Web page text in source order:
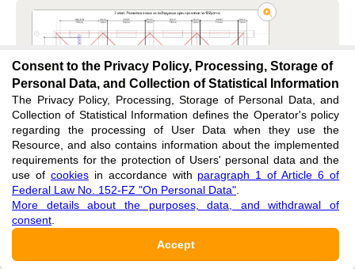
Рисунок 4 - Этап 3. Разметка плана на
подпружные арки пролетом по 13 браччо
Примечание: чертеж А.В. Забелина
Consent to the Privacy Policy, Processing, Storage of
Personal Data, and Collection of Statistical Information
The Privacy Policy, Processing, Storage of Personal Data, and
Collection of Statistical Information defines the Operator's policy
regarding the processing of User Data when they use the
Resource, and also contains information about the implemented
requirements for the protection of Users' personal data and the
use of cookiesin accordance with paragraph 1 of Article 6 of
Federal Law No. 152-FZ "On Personal Data"
More details about the purposes, data, and withdrawal of
consent
Accept